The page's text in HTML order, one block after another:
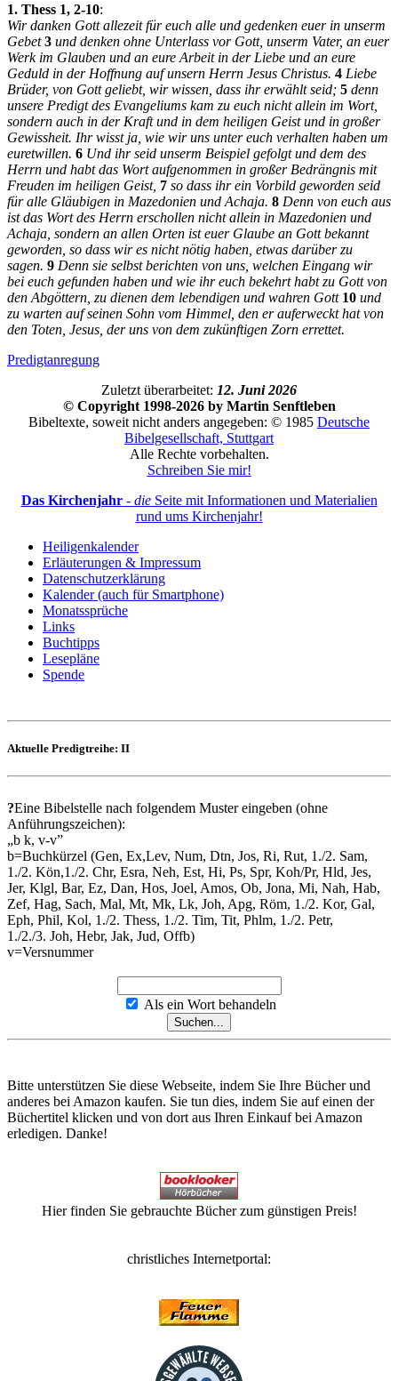
1. Thess 1, 2-10:
Wir danken Gott allezeit für euch alle und gedenken euer in unserm
Gebet3 und denken ohne Unterlass vor Gott, unserm Vater, an euer
Werk im Glauben und an eure Arbeit in der Liebe und an eure
Geduld in der Hoffnung auf unsern Herrn Jesus Christus. 4 Liebe
Brüder, von Gott geliebt, wir wissen, dass ihr erwählt seid; 5 denn
unsere Predigt des Evangeliums kam zu euch nicht allein im Wort,
sondern auch in der Kraft und in dem heiligen Geist und in großer
Gewissheit. Ihr wisst ja, wie wir uns unter euch verhalten haben um
euretwillen. 6 Und ihr seid unserm Beispiel gefolgt und dem des
Herrn und habt das Wort aufgenommen in großer Bedrängnis mit
Freuden im heiligen Geist, 7 so dass ihr ein Vorbild geworden seid
für alle Gläubigen in Mazedonien und Achaja. 8 Denn von euch aus
ist das Wort des Herrn erschollen nicht allein in Mazedonien und
Achaja, sondern an allen Orten ist euer Glaube an Gott bekannt
geworden, so dass wir es nicht nötig haben, etwas darüber zu
sagen. 9 Denn sie selbst berichten von uns, welchen Eingang wir
bei euch gefunden haben und wie ihr euch bekehrt habt zu Gott von
den Abgöttern, zu dienen dem lebendigen und wahren Gott10 und
zu warten auf seinen Sohn vom Himmel, den er auferweckt hat von
den Toten, Jesus, der uns von dem zukünftigen Zorn errettet.
Predigtanregung
Zuletzt überarbeitet: 12. Juni 2026
© Copyright 1998-2026 by Martin Senftleben
Bibeltexte, soweit nicht anders angegeben: © 1985 Deutsche
Bibelgesellschaft, Stuttgart
Alle Rechte vorbehalten.
Schreiben Sie mir!
Das Kirchenjahr- dieSeite mit Informationen und Materialien
rund ums Kirchenjahr!
Heiligenkalender
Erläuterungen & Impressum
Datenschutzerklärung
Kalender (auch für Smartphone)
Monatssprüche
Links
Buchtipps
Lesepläne
Spende
Aktuelle Predigtreihe: II
?Eine Bibelstelle nach folgendem Muster eingeben (ohne
Anführungszeichen):
„b k, v-v”
b=Buchkürzel (Gen, Ex,Lev, Num, Dtn, Jos, Ri, Rut, 1./2. Sam,
1./2. Kön,1./2. Chr, Esra, Neh, Est, Hi, Ps, Spr, Koh/Pr, Hld, Jes,
Jer, Klgl, Bar, Ez, Dan, Hos, Joel, Amos, Ob, Jona, Mi, Nah, Hab,
Zef, Hag, Sach, Mal, Mt, Mk, Lk, Joh, Apg, Röm, 1./2. Kor, Gal,
Eph, Phil, Kol, 1./2. Thess, 1./2. Tim, Tit, Phlm, 1./2. Petr,
1./2./3. Joh, Hebr, Jak, Jud, Offb)
v=Versnummer
Als ein Wort behandeln
Bitte unterstützen Sie diese Webseite, indem Sie Ihre Bücher und
anderes bei Amazon kaufen. Sie tun dies, indem Sie auf einen der
Büchertitel klicken und von dort aus Ihren Einkauf bei Amazon
erledigen. Danke!
Hier finden Sie gebrauchte Bücher zum günstigen Preis!
christliches Internetportal: